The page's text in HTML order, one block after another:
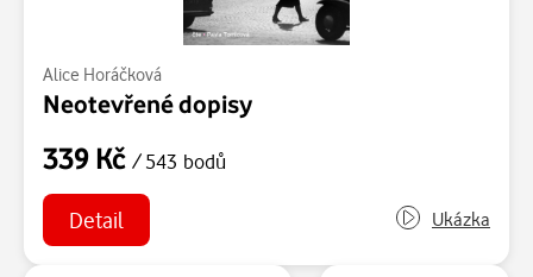
Alice Horáčková
Neotevřené dopisy
339 Kč / 543 bodů
Detail Ukázka